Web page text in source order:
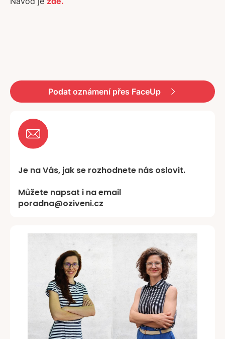
Podat oznámení přes FaceUp
Je na Vás, jak se rozhodnete nás oslovit.
Můžete napsat i na email
poradna@oziveni.cz